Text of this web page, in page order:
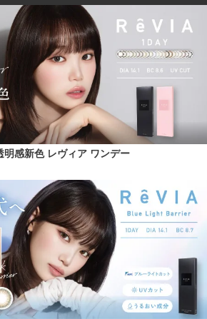
明感新色 レヴィア ワンデー